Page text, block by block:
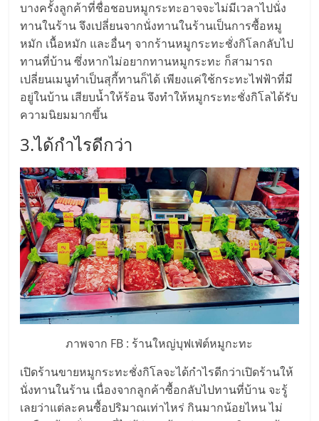
ขาย
หน้า
บ้าน
ลงทุน
น้อย
คืน
ทุน
ไว,
ที่
ปรึกษา
การ
บางครั้งลูกค้าที่ชื่อชอบหมูกระทะอาจจะไม่มีเวลาไปนั่ง
ทานในร้าน จึงเปลี่ยนจากนั่งทานในร้านเป็นการซื้อหมู
หมัก เนื้อหมัก และอื่นๆ จากร้านหมูกระทะชั่งกิโลกลับไป
ทานที่บ้าน ซึ่งหากไม่อยากทานหมูกระทะ ก็สามารถ
เปลี่ยนเมนูทำเป็นสุกี้ทานก็ได้ เพียงแค่ใช้กระทะไฟฟ้าที่มี
อยู่ในบ้าน เสียบน้ำให้ร้อน จึงทำให้หมูกระทะชั่งกิโลได้รับ
ความนิยมมากขึ้น
3.ได้กำไรดีกว่า
ภาพจาก FB : ร้านใหญ่บุฟเฟ่ต์หมูกะทะ
เปิดร้านขายหมูกระทะชั่งกิโลจะได้กำไรดีกว่าเปิดร้านให้
นั่งทานในร้าน เนื่องจากลูกค้าซื้อกลับไปทานที่บ้าน จะรู้
เลยว่าแต่ละคนซื้อปริมาณเท่าไหร่ กินมากน้อยไหน ไม่